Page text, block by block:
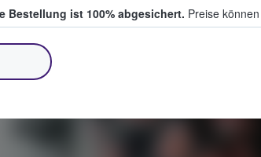
Bestellung ist 100% abgesichert. Preise